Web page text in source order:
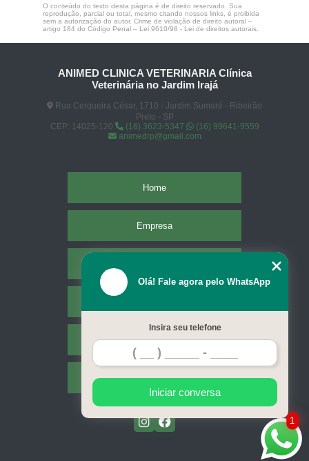
O conteúdo do texto desta página é de direito reservado. Sua
reprodução, parcial ou total, mesmo citando nossos links, é proibida
sem a autorização do autor. Crime de violação de direito autoral –
artigo 184 do Código Penal – Lei 9610/98 - Lei de direitos autorais.
ANIMED CLINICA VETERINARIA Clínica
Veterinária no Jardim Irajá
Rua Cerqueira César, 1710 - Jardim Sumaré - Ribeirão
Preto - SP
CEP: 14025-120
(16) 3623-5347
(16) 99641-9559
animedrp@gmail.com
Home
Empresa
Contato
Mapa do site
1
Olá! Fale agora pelo WhatsApp
Insira seu telefone
Iniciar conversa